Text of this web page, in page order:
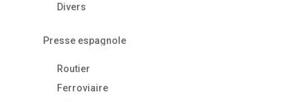
Divers
Presse espagnole
Routier
Ferroviaire